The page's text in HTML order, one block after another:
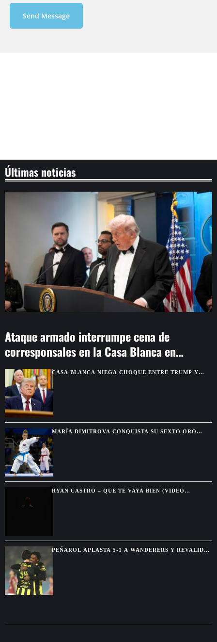
Send Message
Últimas noticias
Ataque armado interrumpe cena de
corresponsales en la Casa Blanca en
WashingtonCASA BLANCA NIEGA CHOQUE ENTRE TRUMP Y
HEGSETH POR RESERVAS DE MUNICIONES
MARÍA DIMITROVA CONQUISTA SU SEXTO ORO
CONSECUTIVO Y SE DESPIDE DEL KATA INDIVIDUAL
RYAN CASTRO – QUE TE VAYA BIEN (VIDEO
PEÑAROL APLASTA 5-1 A WANDERERS Y REVALIDA